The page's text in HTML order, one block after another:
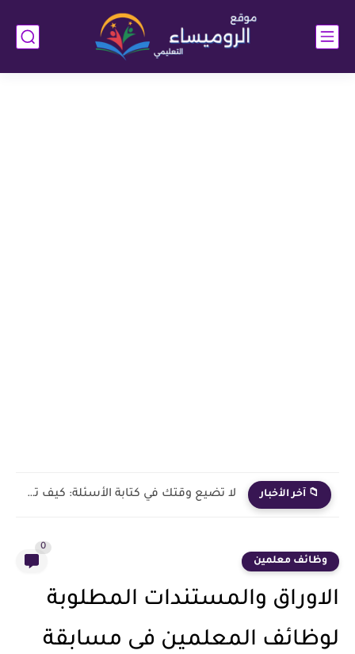
📁 آخر الأخبار لا تضيع وقتك في كتابة الأسئلة: كيف تصنع امتحانات ومذكرات...
وظائف معلمين
0
الاوراق والمستندات المطلوبة
لوظائف المعلمين فى مسابقة